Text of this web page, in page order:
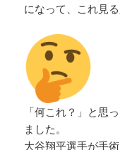
になって、これ見
「何これ？」と思
ました。
大谷翔平選手が手